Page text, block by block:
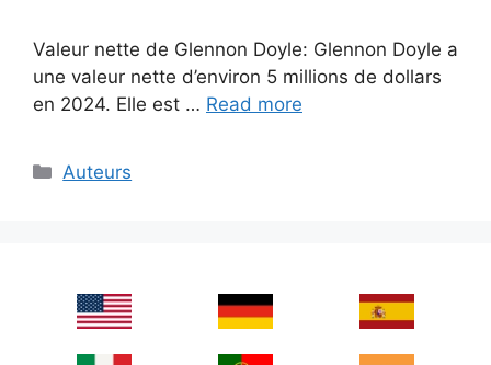
Valeur nette de Glennon Doyle: Glennon Doyle a
une valeur nette d’environ 5 millions de dollars
en 2024. Elle est … Read more
Categories
Auteurs